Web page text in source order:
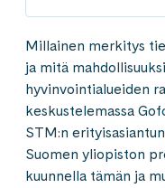
Millainen merkitys
ja mitä
hyvinvointialueiden
keskustelemassa
STM:n
Suomen yliopiston
kuunnella tämän ja